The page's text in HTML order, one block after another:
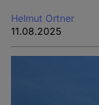
Helmut Ortner
11.08.2025